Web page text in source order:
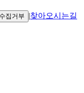
집거부 |찾아오시는길